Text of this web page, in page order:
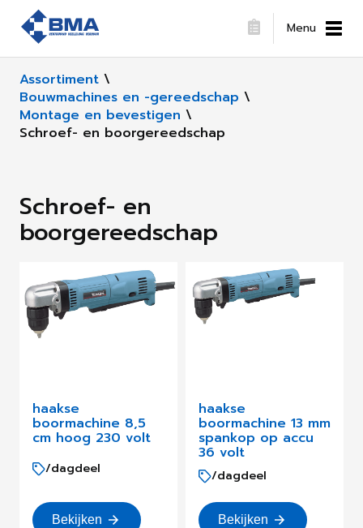
Menu
Assortiment \
Bouwmachines en -gereedschap \
Montage en bevestigen \
Schroef- en boorgereedschap
Schroef- en
boorgereedschap
haakse
boormachine 8,5
cm hoog 230 volt
/dagdeel
Bekijken
haakse
boormachine 13 mm
spankop op accu
36 volt
/dagdeel
Bekijken